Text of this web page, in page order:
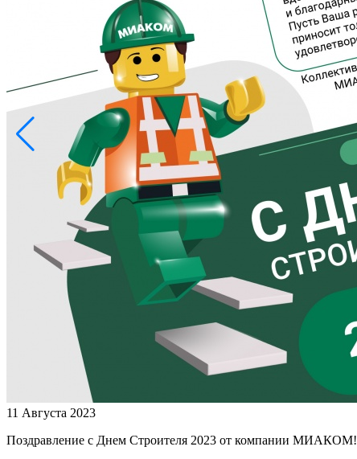
11 Августа 2023
Поздравление с Днем Строителя 2023 от компании МИАКОМ!